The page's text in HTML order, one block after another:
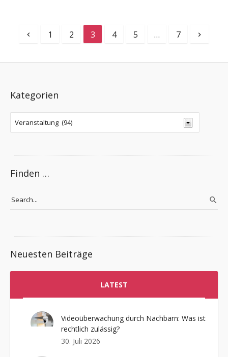
1 2 3 4 5 … 7
Kategorien
Finden …
Neuesten Beiträge
LATEST
Videoüberwachung durch Nachbarn: Was ist
rechtlich zulässig?
30. Juli 2026